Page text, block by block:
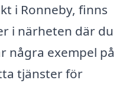
i Ronneby, finns
i närheten där du
några exempel på
tjänster för